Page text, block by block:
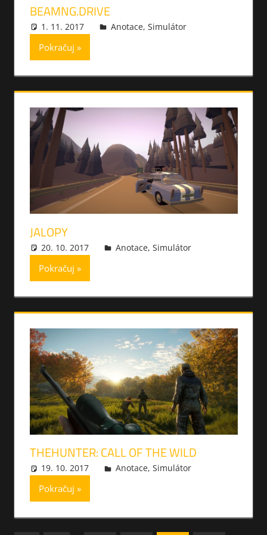
BEAMNG.DRIVE
1. 11. 2017 xmilek
Anotace, Simulátor
Pokračuj
JALOPY
20. 10. 2017 xmilek
Anotace, Simulátor
Pokračuj
THEHUNTER: CALL OF THE WILD
19. 10. 2017 Raddy_CZ
Anotace, Simulátor
Pokračuj